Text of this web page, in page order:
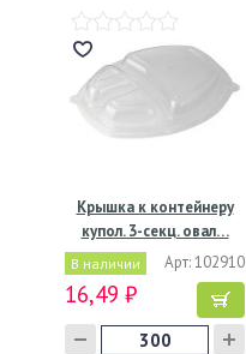
Крышка к контейнеру
купол. 3-секц. овал…
В наличии Арт: 102910
16,49 ₽